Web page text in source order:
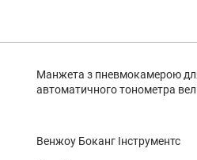
Манжета з пневмокамерою
автоматичного тонометра
Венжоу Боканг Інструментс